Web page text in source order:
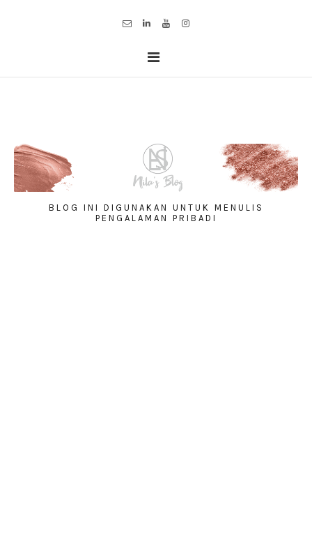
BLOG INI DIGUNAKAN UNTUK MENULIS
PENGALAMAN PRIBADI